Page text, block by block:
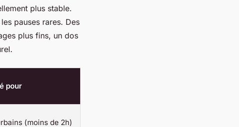
plus stable.
pauses rares. Des
plus fins, un dos
pour
(moins de 2h)